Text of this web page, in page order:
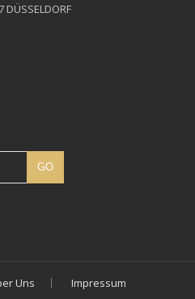
DÜSSELDORF
Uns Impressum